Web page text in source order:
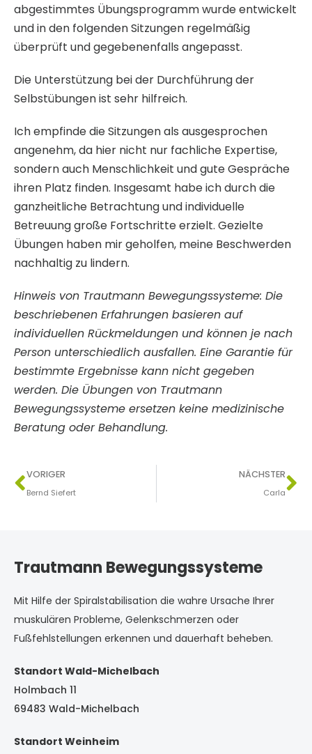
abgestimmtes Übungsprogramm wurde entwickelt
und in den folgenden Sitzungen regelmäßig
überprüft und gegebenenfalls angepasst.
Die Unterstützung bei der Durchführung der
Selbstübungen ist sehr hilfreich.
Ich empfinde die Sitzungen als ausgesprochen
angenehm, da hier nicht nur fachliche Expertise,
sondern auch Menschlichkeit und gute Gespräche
ihren Platz finden. Insgesamt habe ich durch die
ganzheitliche Betrachtung und individuelle
Betreuung große Fortschritte erzielt. Gezielte
Übungen haben mir geholfen, meine Beschwerden
nachhaltig zu lindern.
Hinweis von Trautmann Bewegungssysteme: Die
beschriebenen Erfahrungen basieren auf
individuellen Rückmeldungen und können je nach
Person unterschiedlich ausfallen. Eine Garantie für
bestimmte Ergebnisse kann nicht gegeben
werden. Die Übungen von Trautmann
Bewegungssysteme ersetzen keine medizinische
Beratung oder Behandlung.
VORIGER
Bernd Siefert
NÄCHSTER
Carla
Trautmann Bewegungssysteme
Mit Hilfe der Spiralstabilisation die wahre Ursache Ihrer
muskulären Probleme, Gelenkschmerzen oder
Fußfehlstellungen erkennen und dauerhaft beheben.
Standort Wald-Michelbach
Holmbach 11
69483 Wald-Michelbach
Standort Weinheim